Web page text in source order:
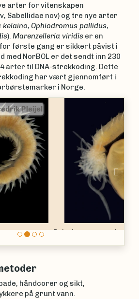
arter for vitenskapen
Sabellidae nov) og tre nye arter
kelaino, Ophiodromus pallidus,
). Marenzelleria viridis er en
første gang er sikkert påvist i
med NorBOL er det sendt inn 230
arter til DNA-strekkoding. Dette
har vært gjennomført i
i Norge.
håndcorer og sikt,
på grunt vann.